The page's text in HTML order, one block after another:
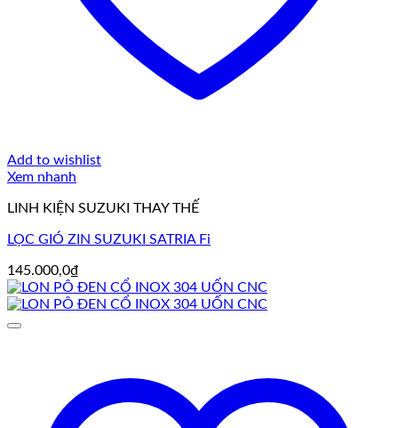
Add to wishlist
Xem nhanh
LINH KIỆN SUZUKI THAY THẾ
LỌC GIÓ ZIN SUZUKI SATRIA Fi
145.000,0₫